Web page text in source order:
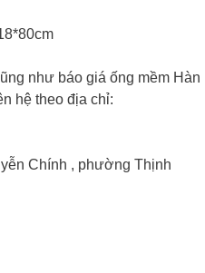
như báo giá ống mềm Hàn
hệ theo địa chỉ:
Chính , phường Thịnh